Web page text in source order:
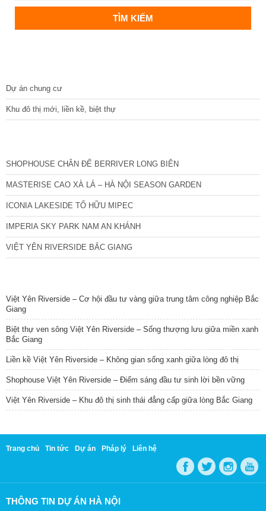
Dự án chung cư
Khu đô thị mới, liền kề, biệt thự
SHOPHOUSE CHÂN ĐẾ BERRIVER LONG BIÊN
MASTERISE CAO XÀ LÁ – HÀ NỘI SEASON GARDEN
ICONIA LAKESIDE TỐ HỮU MIPEC
IMPERIA SKY PARK NAM AN KHÁNH
VIỆT YÊN RIVERSIDE BẮC GIANG
Việt Yên Riverside – Cơ hội đầu tư vàng giữa trung tâm công nghiệp Bắc
Giang
Biệt thự ven sông Việt Yên Riverside – Sống thượng lưu giữa miền xanh
Bắc Giang
Liền kề Việt Yên Riverside – Không gian sống xanh giữa lòng đô thị
Shophouse Việt Yên Riverside – Điểm sáng đầu tư sinh lời bền vững
Việt Yên Riverside – Khu đô thị sinh thái đẳng cấp giữa lòng Bắc Giang
Trang chủ Tin tức Dự án Pháp lý Liên hệ
THÔNG TIN DỰ ÁN HÀ NỘI